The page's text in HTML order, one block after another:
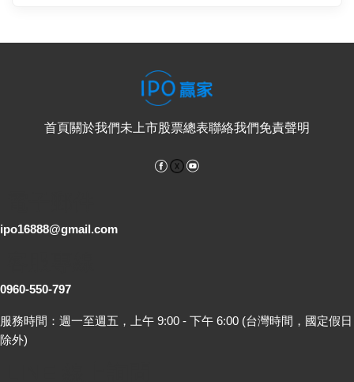
首頁關於我們未上市股票總表聯絡我們免責聲明
Facebook
ipo16888@gmail.com
0960-550-797
服務時間：週一至週五，上午 9:00 - 下午 6:00 (台灣時間，國定假日
除外)